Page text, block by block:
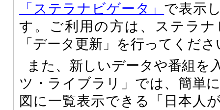
「ステラナビゲータ」 で表示
す。ご利用の方は、ステラ
「データ更新」を行ってくださ
また、新しいデータや番組を
ツ・ライブラリ」では、簡単
図に一覧表示できる「日本人